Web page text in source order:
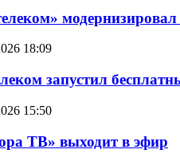
18:09
запустил
15:50
ТВ» выходит в эфир